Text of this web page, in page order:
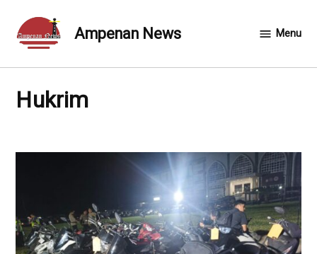
content
Ampenan News Menu
Hukrim